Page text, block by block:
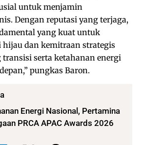
untuk menjamin
Dengan reputasi yang terjaga,
yang kuat untuk
hijau dan kemitraan strategis
serta ketahanan energi
pungkas Baron.
Energi Nasional, Pertamina
PRCA APAC Awards 2026